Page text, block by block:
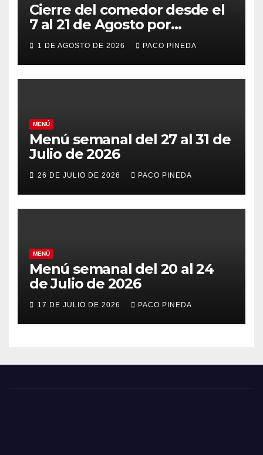
Cierre del comedor desde el
7 al 21 de Agosto por
vacaciones
1 DE AGOSTO DE 2026 PACO PINEDA
MENÚ
Menú semanal del 27 al 31 de
Julio de 2026
26 DE JULIO DE 2026 PACO PINEDA
MENÚ
Menú semanal del 20 al 24
de Julio de 2026
17 DE JULIO DE 2026 PACO PINEDA